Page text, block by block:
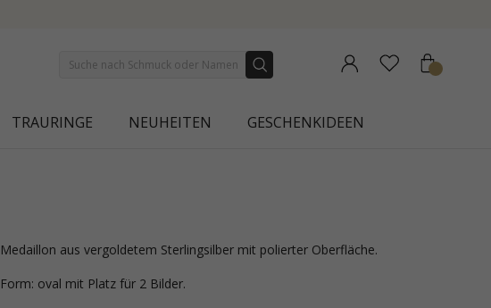
TRAURINGE NEUHEITEN GESCHENKIDEEN
Medaillon aus vergoldetem Sterlingsilber mit polierter Oberfläche.
Form: oval mit Platz für 2 Bilder.